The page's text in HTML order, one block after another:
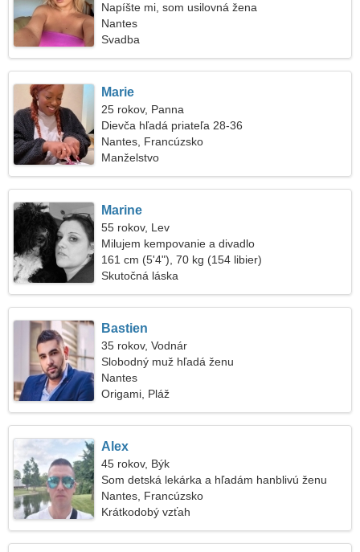
Napíšte mi, som usilovná žena
Nantes
Svadba
Marie
25 rokov, Panna
Dievča hľadá priateľa 28-36
Nantes, Francúzsko
Manželstvo
Marine
55 rokov, Lev
Milujem kempovanie a divadlo
161 cm (5'4"), 70 kg (154 libier)
Skutočná láska
Bastien
35 rokov, Vodnár
Slobodný muž hľadá ženu
Nantes
Origami, Pláž
Alex
45 rokov, Býk
Som detská lekárka a hľadám hanblivú ženu
Nantes, Francúzsko
Krátkodobý vzťah